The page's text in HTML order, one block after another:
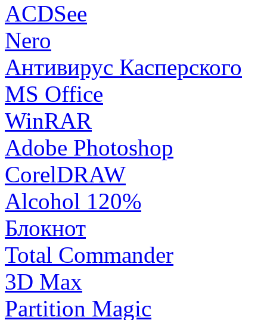
ACDSee
Nero
Антивирус Касперского
MS Office
WinRAR
Adobe Photoshop
CorelDRAW
Alcohol 120%
Блокнот
Total Commander
3D Max
Partition Magic